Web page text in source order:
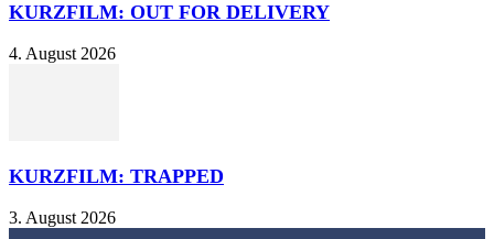
KURZFILM: OUT FOR DELIVERY
4. August 2026
KURZFILM: TRAPPED
3. August 2026